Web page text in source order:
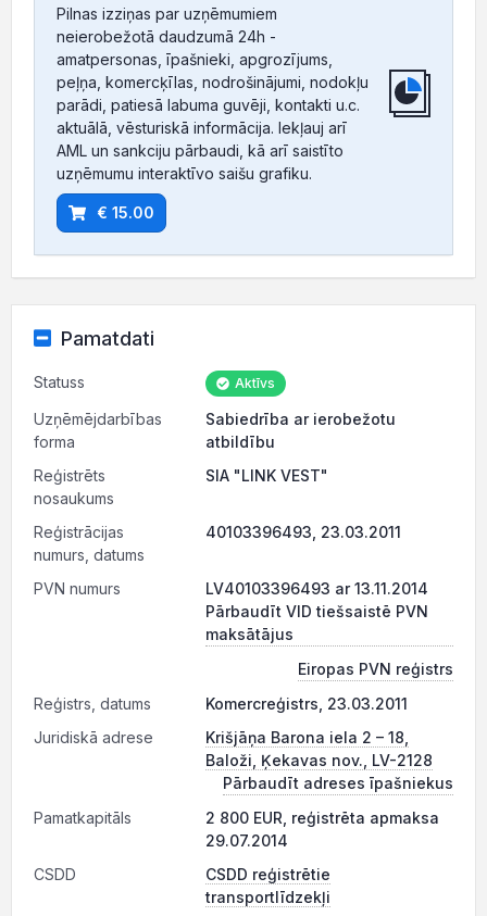
Pilnas izziņas par uzņēmumiem
neierobežotā daudzumā 24h -
amatpersonas, īpašnieki, apgrozījums,
peļņa, komercķīlas, nodrošinājumi, nodokļu
parādi, patiesā labuma guvēji, kontakti u.c.
aktuālā, vēsturiskā informācija. Iekļauj arī
AML un sankciju pārbaudi, kā arī saistīto
uzņēmumu interaktīvo saišu grafiku.
€ 15.00
Pamatdati
Statuss Aktīvs
Uzņēmējdarbības
forma
Sabiedrība ar ierobežotu
atbildību
Reģistrēts
nosaukums
SIA "LINK VEST"
Reģistrācijas
numurs, datums
40103396493, 23.03.2011
PVN numurs
LV40103396493 ar 13.11.2014
Pārbaudīt VID tiešsaistē PVN
maksātājus
Eiropas PVN reģistrs
Reģistrs, datums
Komercreģistrs, 23.03.2011
Juridiskā adrese
Krišjāņa Barona iela 2 – 18,
Baloži, Ķekavas nov., LV-2128
Pārbaudīt adreses īpašniekus
Pamatkapitāls
2 800 EUR, reģistrēta apmaksa
29.07.2014
CSDD
CSDD reģistrētie
transportlīdzekļi